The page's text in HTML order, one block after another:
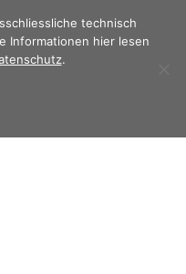
technisch
Informationen hier lesen
.